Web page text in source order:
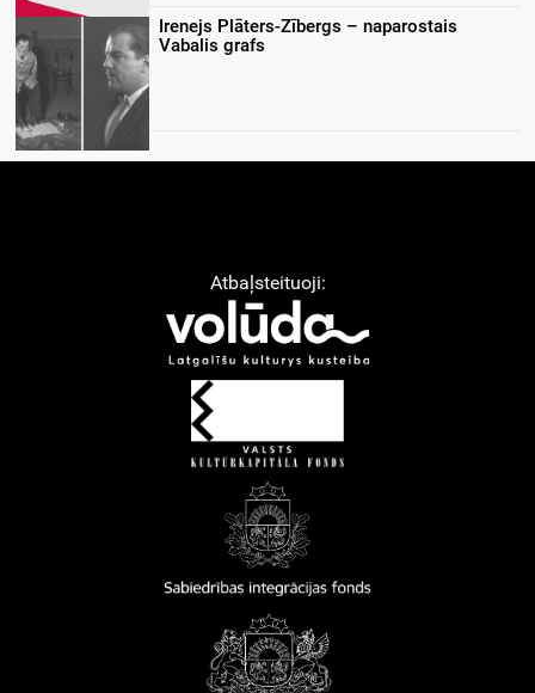
Irenejs Plāters-Zībergs – naparostais
Vabalis grafs
Atbaļsteituoji: